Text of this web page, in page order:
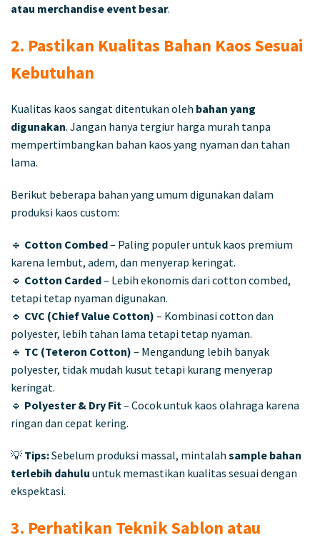
atau merchandise event besar.
2. Pastikan Kualitas Bahan Kaos Sesuai
Kebutuhan
Kualitas kaos sangat ditentukan oleh bahan yang
digunakan. Jangan hanya tergiur harga murah tanpa
mempertimbangkan bahan kaos yang nyaman dan tahan
lama.
Berikut beberapa bahan yang umum digunakan dalam
produksi kaos custom:
🔹 Cotton Combed– Paling populer untuk kaos premium
karena lembut, adem, dan menyerap keringat.
🔹 Cotton Carded– Lebih ekonomis dari cotton combed,
tetapi tetap nyaman digunakan.
🔹 CVC (Chief Value Cotton) – Kombinasi cotton dan
polyester, lebih tahan lama tetapi tetap nyaman.
🔹 TC (Teteron Cotton) – Mengandung lebih banyak
polyester, tidak mudah kusut tetapi kurang menyerap
keringat.
🔹 Polyester & Dry Fit– Cocok untuk kaos olahraga karena
ringan dan cepat kering.
💡 Tips:Sebelum produksi massal, mintalah sample bahan
terlebih dahulu untuk memastikan kualitas sesuai dengan
ekspektasi.
3. Perhatikan Teknik Sablon atau